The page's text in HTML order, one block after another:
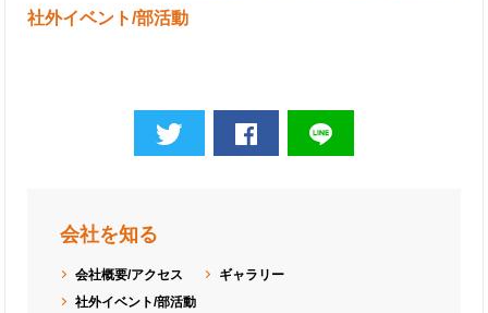
社外イベント/部活動
会社を知る
会社概要/アクセス
ギャラリー
社外イベント/部活動